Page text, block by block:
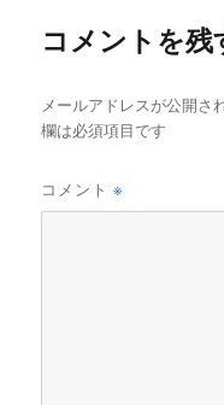
コメントを残
メールアドレスが公開さ
欄は必須項目です
コメント※